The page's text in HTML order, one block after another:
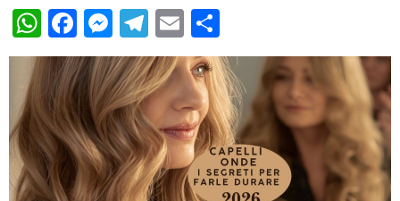
WhatsApp
Facebook
Messenger
Telegram
Email